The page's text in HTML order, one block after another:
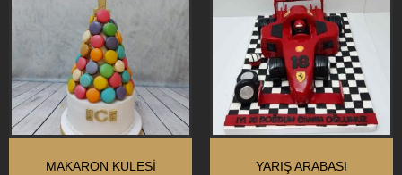
MAKARON KULESI YARIŞ ARABASI